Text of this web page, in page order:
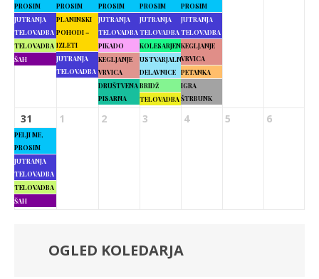
PROSIM
JUTRANJA
TELOVADBA
TELOVADBA
ŠAH
PROSIM
PLANINSKI
POHODI –
IZLETI
JUTRANJA
TELOVADBA
PROSIM
JUTRANJA
TELOVADBA
PIKADO
KEGLJANJE
VRVICA
DRUŠTVENA
PISARNA
PROSIM
JUTRANJA
TELOVADBA
KOLESARJENJE
USTVARJALNE
DELAVNICE
BRIDŽ
TELOVADBA
PROSIM
JUTRANJA
TELOVADBA
KEGLJANJE
VRVICA
PETANKA
IGRA
ŠTRBUNK
31
PELJI ME,
PROSIM
JUTRANJA
TELOVADBA
TELOVADBA
ŠAH
1 2 3 4 5 6
OGLED KOLEDARJA